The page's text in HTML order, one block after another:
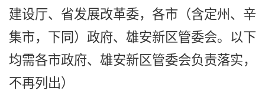
建设厅、省发展改革委，各市（含定州、辛
集市，下同）政府、雄安新区管委会。以下
均需各市政府、雄安新区管委会负责落实，
不再列出）